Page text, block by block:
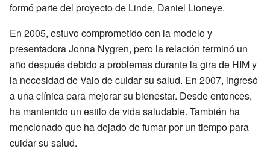
formó parte del proyecto de Linde, Daniel Lioneye.
En 2005, estuvo comprometido con la modelo y
presentadora Jonna Nygren, pero la relación terminó un
año después debido a problemas durante la gira de HIM y
la necesidad de Valo de cuidar su salud. En 2007, ingresó
a una clínica para mejorar su bienestar. Desde entonces,
ha mantenido un estilo de vida saludable. También ha
mencionado que ha dejado de fumar por un tiempo para
cuidar su salud.